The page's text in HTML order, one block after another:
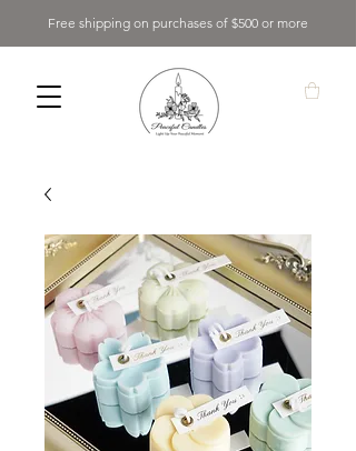
Free shipping on purchases of $500 or more